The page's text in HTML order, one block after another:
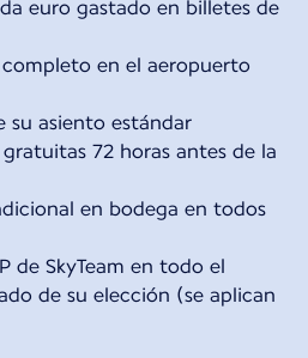
euro gastado en billetes de
en el aeropuerto
su asiento estándar
72 horas antes de la
en bodega en todos
de SkyTeam en todo el
de su elección (se aplican